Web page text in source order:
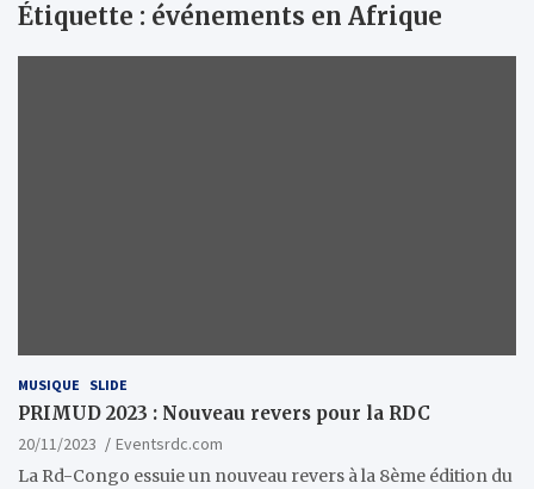
Étiquette : événements en Afrique
MUSIQUE SLIDE
PRIMUD 2023 : Nouveau revers pour la RDC
20/11/2023
Eventsrdc.com
La Rd-Congo essuie un nouveau revers à la 8ème édition du